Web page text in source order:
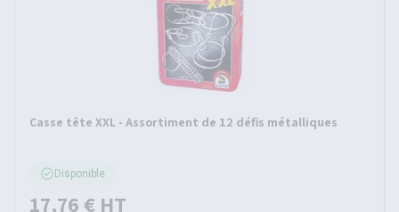
Casse tête XXL - Assortiment de 12 défis métalliques
Disponible
17,76 € HT